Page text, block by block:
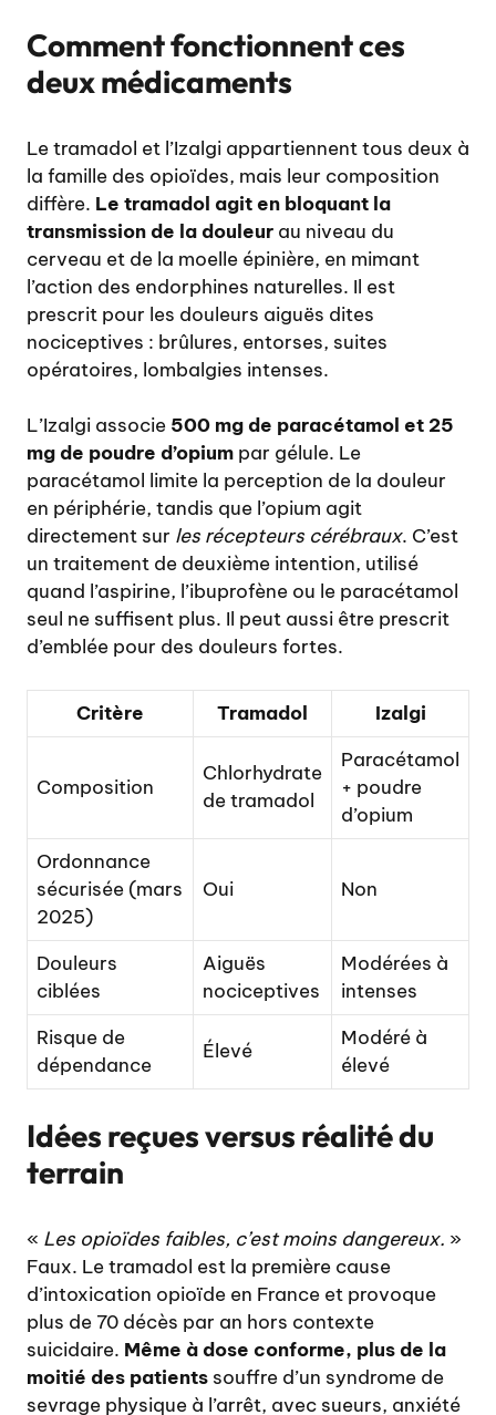
Comment fonctionnent ces
deux médicaments
Le tramadol et l’Izalgi appartiennent tous deux à
la famille des opioïdes, mais leur composition
diffère. Le tramadol agit en bloquant la
transmission de la douleur au niveau du
cerveau et de la moelle épinière, en mimant
l’action des endorphines naturelles. Il est
prescrit pour les douleurs aiguës dites
nociceptives : brûlures, entorses, suites
opératoires, lombalgies intenses.
L’Izalgi associe 500 mg de paracétamol et 25
mg de poudre d’opium par gélule. Le
paracétamol limite la perception de la douleur
en périphérie, tandis que l’opium agit
directement sur les récepteurs cérébraux. C’est
un traitement de deuxième intention, utilisé
quand l’aspirine, l’ibuprofène ou le paracétamol
seul ne suffisent plus. Il peut aussi être prescrit
d’emblée pour des douleurs fortes.
Critère Tramadol Izalgi
Composition
Chlorhydrate
de tramadol
Paracétamol
+ poudre
d’opium
Ordonnance
sécurisée (mars
2025)
Oui Non
Douleurs
ciblées
Aiguës
nociceptives
Modérées à
intenses
Risque de
dépendance
Élevé
Modéré à
élevé
Idées reçues versus réalité du
terrain
« Les opioïdes faibles, c’est moins dangereux. »
Faux. Le tramadol est la première cause
d’intoxication opioïde en France et provoque
plus de 70 décès par an hors contexte
suicidaire. Même à dose conforme, plus de la
moitié des patients souffre d’un syndrome de
sevrage physique à l’arrêt, avec sueurs, anxiété